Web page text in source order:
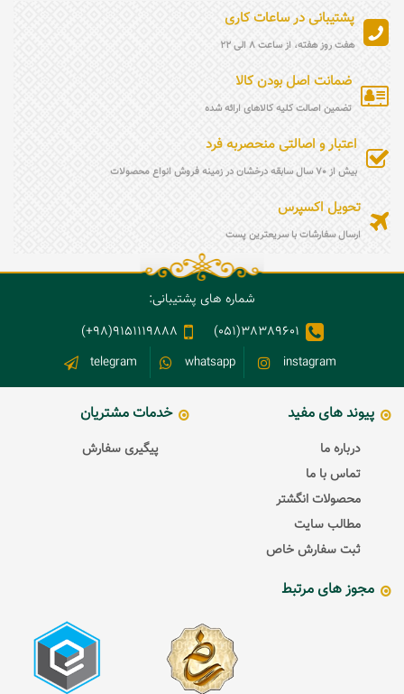
پشتیبانی در ساعات کاری
هفت روز هفته، از ساعت 8 الی 22
ضمانت اصل بودن کالا
تضمین اصالت کلیه کالاهای ارائه شده
اعتبار و اصالتی منحصربه فرد
بیش از 70 سال سابقه درخشان در زمینه فروش انواع محصولات
تحویل اکسپرس
ارسال سفارشات با سریعترین پست
شماره های پشتیبانی:
38389601(051)
9151119888(98+)
instagram
whatsapp
telegram
پیوند های مفید
درباره ما
تماس با ما
محصولات انگشتر
مطالب سایت
ثبت سفارش خاص
خدمات مشتریان
پیگیری سفارش
مجوز های مرتبط